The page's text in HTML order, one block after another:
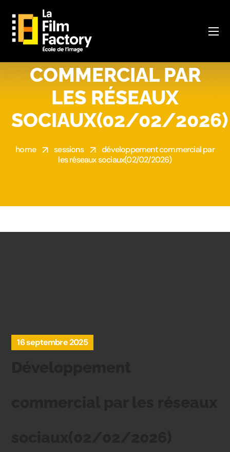
DÉVELOPPEMENT
COMMERCIAL PAR
LES RÉSEAUX
SOCIAUX(02/02/2026)
home sessions
développement commercial par
les réseaux sociaux(02/02/2026)
16 septembre 2025